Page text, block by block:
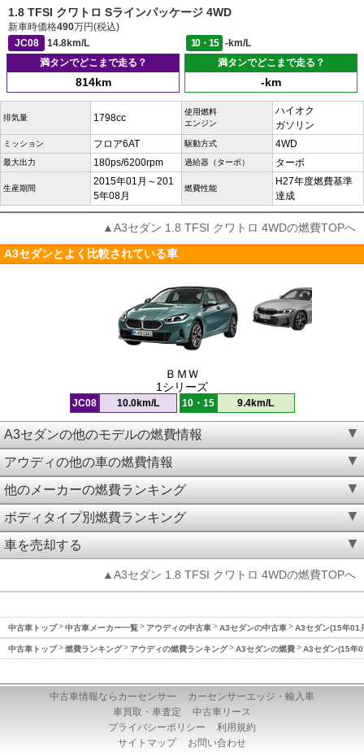
1.8 TFSI クワトロ Sラインパッケージ 4WD
新車時価格490万円(税込)
JC08
14.8km/L 10・15
-km/L
満タンでどこまで走る？
814km
満タンでどこまで走る？
-km
排気量 1798cc
使用燃料
エンジン
ハイオク
ガソリン
ミッション フロア6AT 駆動方式 4WD
最大出力 180ps/6200rpm 過給器（ターボ） ターボ
生産期間
2015年01月～201
5年08月
燃費性能
H27年度燃費基準
達成
▲A3セダン 1.8 TFSI クワトロ 4WDの燃費TOPへ
A3セダンとよく比較されている車
ＢＭＷ
1シリーズ
JC08 10.0km/L 10・15 9.4km/L
A3セダンの他のモデルの燃費情報
アウディの他の車の燃費情報
他のメーカーの燃費ランキング
ボディタイプ別燃費ランキング
車を売却する
▲A3セダン 1.8 TFSI クワトロ 4WDの燃費TOPへ
中古車トップ 中古車メーカー一覧 アウディの中古車 A3セダンの中古車 A3セダン(15年01
中古車トップ 燃費ランキング アウディの燃費ランキング A3セダンの燃費 A3セダン(15年
中古車情報ならカーセンサー
カーセンサーエッジ・輸入車
車買取・車査定
中古車リース
プライバシーポリシー
利用規約
サイトマップ
お問い合わせ